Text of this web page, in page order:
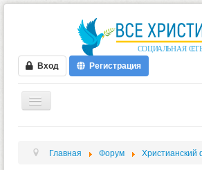
Вход Регистрация
ФОРУМГлавная Форум Христианский